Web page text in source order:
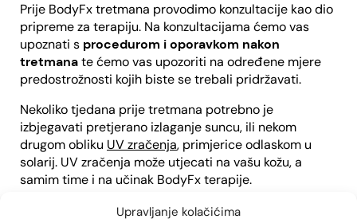
Upravljanje kolačićima
Prije BodyFx tretmana provodimo konzultacije kao dio
pripreme za terapiju. Na konzultacijama ćemo vas
upoznati s procedurom i oporavkom nakon
tretmanate ćemo vas upozoriti na određene mjere
predostrožnosti kojih biste se trebali pridržavati.
Nekoliko tjedana prije tretmana potrebno je
izbjegavati pretjerano izlaganje suncu, ili nekom
drugom obliku UV zračenja, primjerice odlaskom u
solarij. UV zračenja može utjecati na vašu kožu, a
samim time i na učinak BodyFx terapije.
Prije samog dolaska u polikliniku potrebno je očistiti